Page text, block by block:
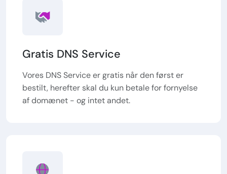
Gratis DNS Service
Vores DNS Service er gratis når den først er
bestilt, herefter skal du kun betale for fornyelse
af domænet - og intet andet.